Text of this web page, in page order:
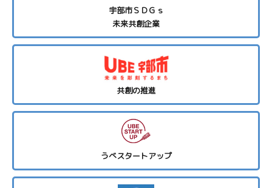
宇部市ＳＤＧｓ
未来共創企業
共創の推進
うべスタートアップ